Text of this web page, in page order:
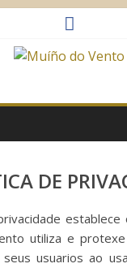
DE
utiliza e
seus usuarios ao